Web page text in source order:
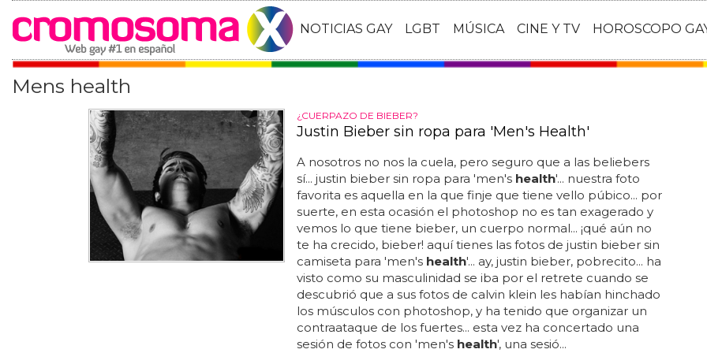
NOTICIAS GAY LGBT MÚSICA CINE Y TV HOROSCOPO
Mens health
¿CUERPAZO DE BIEBER?
Justin Bieber sin ropa para 'Men's Health'
A nosotros no nos la cuela, pero seguro que a las beliebers
sí... justin bieber sin ropa para 'men's health'... nuestra foto
favorita es aquella en la que finje que tiene vello púbico... por
suerte, en esta ocasión el photoshop no es tan exagerado y
vemos lo que tiene bieber, un cuerpo normal... ¡qué aún no
te ha crecido, bieber! aquí tienes las fotos de justin bieber sin
camiseta para 'men's health'... ay, justin bieber, pobrecito... ha
visto como su masculinidad se iba por el retrete cuando se
descubrió que a sus fotos de calvin klein les habían hinchado
los músculos con photoshop, y ha tenido que organizar un
contraataque de los fuertes... esta vez ha concertado una
sesión de fotos con 'men's health', una sesió...